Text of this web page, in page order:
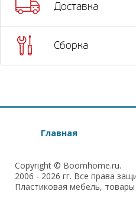
Доставка
Сборка
Главная
Copyright © Boomhome.ru.
2006 - 2026 гг. Все права
Пластиковая мебель,